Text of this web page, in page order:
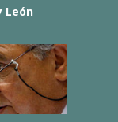
León